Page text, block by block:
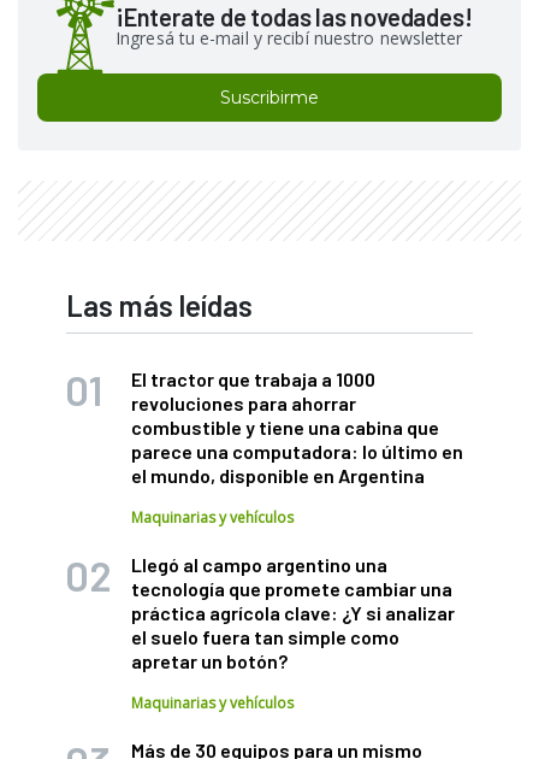
¡Enterate de todas las novedades!
Ingresá tu e-mail y recibí nuestro newsletter
Suscribirme
Las más leídas
El tractor que trabaja a 1000
revoluciones para ahorrar
combustible y tiene una cabina que
parece una computadora: lo último en
el mundo, disponible en Argentina
Maquinarias y vehículos
Llegó al campo argentino una
tecnología que promete cambiar una
práctica agrícola clave: ¿Y si analizar
el suelo fuera tan simple como
apretar un botón?
Maquinarias y vehículos
Más de 30 equipos para un mismo